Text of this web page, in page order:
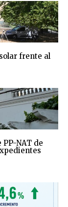
frente al
NAT de